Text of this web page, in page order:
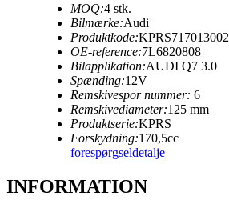
MOQ:4 stk.
Bilmærke:Audi
Produktkode:KPRS717013002
OE-reference:7L6820808
Bilapplikation:AUDI Q7 3.0
Spænding:12V
Remskivespor nummer: 6
Remskivediameter:125 mm
Produktserie:KPRS
Forskydning:170,5cc
forespørgseldetalje
INFORMATION